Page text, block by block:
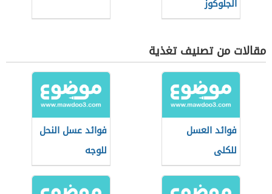
الجلوكوز
مقالات من تصنيف تغذية
فوائد العسل
للكلى
فوائد عسل النحل
للوجه